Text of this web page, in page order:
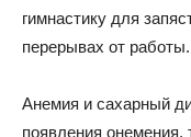
гимнастику для
перерывах от работы.
Анемия и сахарный
появления онемения,